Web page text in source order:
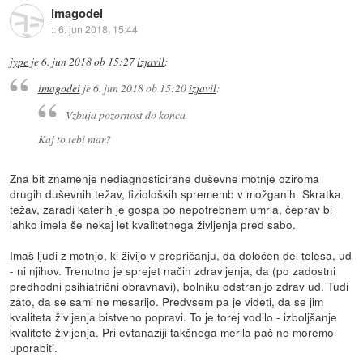
imagodei
::6. jun 2018, 15:44
jype je6. jun 2018 ob 15:27izjavil:
imagodeije6. jun 2018 ob 15:20izjavil:
Vzbuja pozornost do konca
Kaj to tebi mar?
Zna bit znamenje nediagnosticirane duševne motnje oziroma
drugih duševnih težav, fizioloških sprememb v možganih. Skratka
težav, zaradi katerih je gospa po nepotrebnem umrla, čeprav bi
lahko imela še nekaj let kvalitetnega življenja pred sabo.
Imaš ljudi z motnjo, ki živijo v prepričanju, da določen del telesa, ud
- ni njihov. Trenutno je sprejet način zdravljenja, da (po zadostni
predhodni psihiatrični obravnavi), bolniku odstranijo zdrav ud. Tudi
zato, da se sami ne mesarijo. Predvsem pa je videti, da se jim
kvaliteta življenja bistveno popravi. To je torej vodilo - izboljšanje
kvalitete življenja. Pri evtanaziji takšnega merila pač ne moremo
uporabiti.